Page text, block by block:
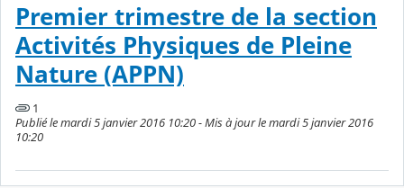
Premier trimestre de la section
Activités Physiques de Pleine
Nature (APPN)
1
Publié le mardi 5 janvier 2016 10:20 - Mis à jour le mardi 5 janvier 2016
10:20